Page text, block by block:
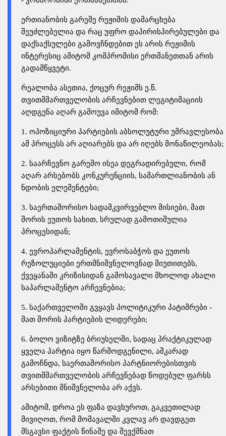
ერთიანობის გარეშე რეჟიმის დამარცხება
შეუძლებელია და რაც უფრო დაპირისპირებულები და
დაქსაქსულები გამოვჩნდებით ეს არის რეჟიმის
ინტერესიც ამიტომ კომპრომისი ერთმანეთთან არის
გადამწყვეტი.
რეალობა ასეთია, ქოცურ რეჟიმს ე.წ.
თვითმმართველობის არჩევნებით ლეგიტიმაციის
აღდგენა აღარ გამოუვა იმიტომ რომ:
1. ოპოზიციური პარტიების აბსოლუტური უმრავლესობა
ამ პროცესს არ აღიარებს და არ იღებს მონაწილეობას;
2. საარჩევნო გარემო ისეა დეგრადირებული, რომ
აღარ არსებობს კონკურენციის, სამართლიანობის ან
ნდობის ელემენტები;
3. საერთაშორისო სადამკვირვებლო მისიები, მათ
შორის ეუთოს სახით, სრულად გამოთიშულია
პროცესიდან;
4. ევროპარლამენტის, ევროსაბჭოს და ეუთოს
რეზოლუციები ერთმნიშვნელოვნად მიუთითებს,
ქვეყანაში კრიზისიდან გამოსავალი მხოლოდ ახალი
საპარლამენტო არჩევნებია;
5. საქართველოში გვყავს პოლიტიკური პატიმრები -
მათ შორის პარტიების ლიდერები;
6. ბოლო ვიზიტზე ბრიუსელში, სადაც პრაქტიკულად
ყველა პარტია იყო წარმოდგენილი, აშკარად
გამოჩნდა, საერთაშორისო პარტნიორებისთვის
თვითმმართველობის არჩევნებად წოდებულ ფარსს
არსებითი მნიშვნელობა არ აქვს.
ამიტომ, დროა ეს ფაზა დავხუროთ, გაკვეთილად
მივიღოთ, რომ მომავალში კვლავ არ დავდგეთ
მსგავსი ფაქტის წინაშე და შევქმნათ